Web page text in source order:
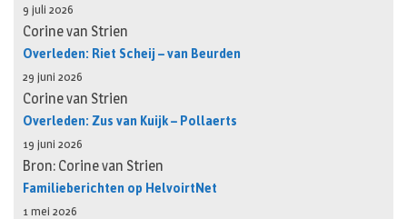
9 juli 2026
Corine van Strien
Overleden: Riet Scheij – van Beurden
29 juni 2026
Corine van Strien
Overleden: Zus van Kuijk – Pollaerts
19 juni 2026
Bron: Corine van Strien
Familieberichten op HelvoirtNet
1 mei 2026